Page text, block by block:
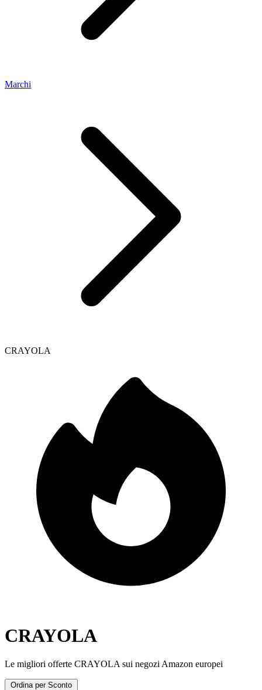
Marchi
CRAYOLA
CRAYOLA
Le migliori offerte CRAYOLA sui negozi Amazon europei
Ordina per Sconto